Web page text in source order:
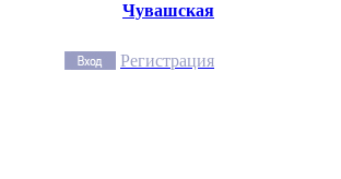
Чувашская
Регистрация